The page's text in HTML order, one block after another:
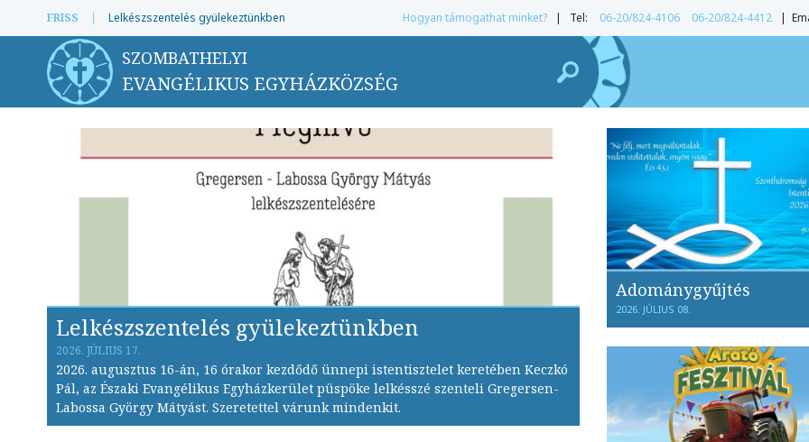
FRISS | Lelkészszentelés gyülekeztünkben Hogyan támogathat minket? | Tel: 06-20/824-4106 06-20/824-4412 |
SZOMBATHELYI
EVANGÉLIKUS EGYHÁZKÖZSÉG
Lelkészszentelés gyülekeztünkben
2026. JÚLIUS 17.
2026. augusztus 16-án, 16 órakor kezdődő ünnepi istentisztelet keretében Keczkó
Pál, az Északi Evangélikus Egyházkerület püspöke lelkésszé szenteli Gregersen-
Labossa György Mátyást. Szeretettel várunk mindenkit.
Adománygyűjtés
2026. JÚLIUS 08.